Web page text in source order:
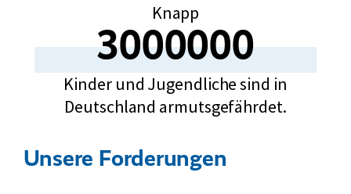
d
g
Knapp
3000000
3000000
Kinder und Jugendliche sind in
Deutschland armutsgefährdet.
Unsere Forderungen